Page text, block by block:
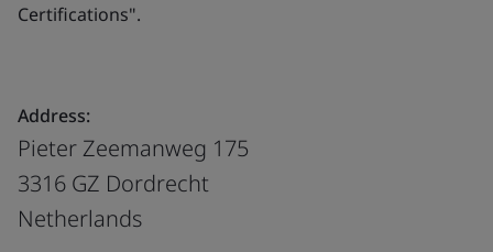
Certifications".
Address:
Pieter Zeemanweg 175
3316 GZ Dordrecht
Netherlands